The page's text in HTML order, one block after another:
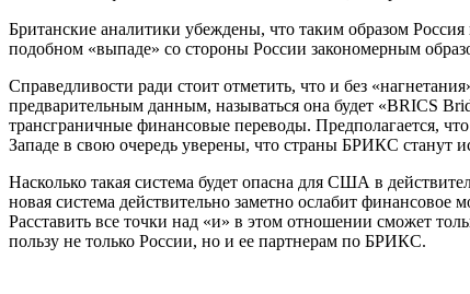
Британские аналитики убеждены, что таким образом
подобном «выпаде» со стороны России закономерным
Справедливости ради стоит отметить, что и без
предварительным данным, называться она будет «BRICS
трансграничные финансовые переводы. Предполагается,
Западе в свою очередь уверены, что страны БРИКС станут
Насколько такая система будет опасна для США в
новая система действительно заметно ослабит
Расставить все точки над «и» в этом отношении сможет
пользу не только России, но и ее партнерам по БРИКС.